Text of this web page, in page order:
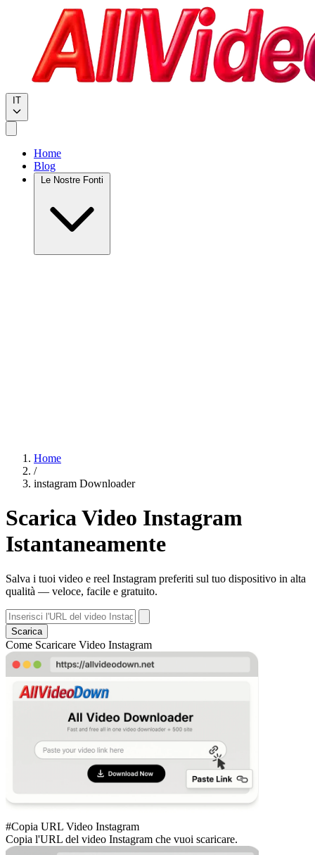
IT
Home
Blog
Le Nostre Fonti
Home
/
instagram Downloader
Scarica Video Instagram
Istantaneamente
Salva i tuoi video e reel Instagram preferiti sul tuo dispositivo in alta
qualità — veloce, facile e gratuito.
Scarica
Come Scaricare Video Instagram
#Copia URL Video Instagram
Copia l'URL del video Instagram che vuoi scaricare.